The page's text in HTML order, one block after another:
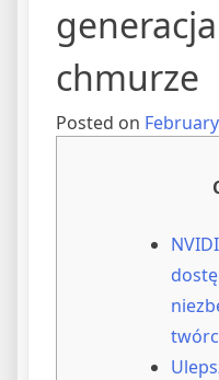
chmurze
Posted on